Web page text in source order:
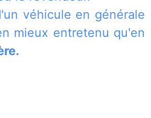
véhicule en générale
mieux entretenu qu'en